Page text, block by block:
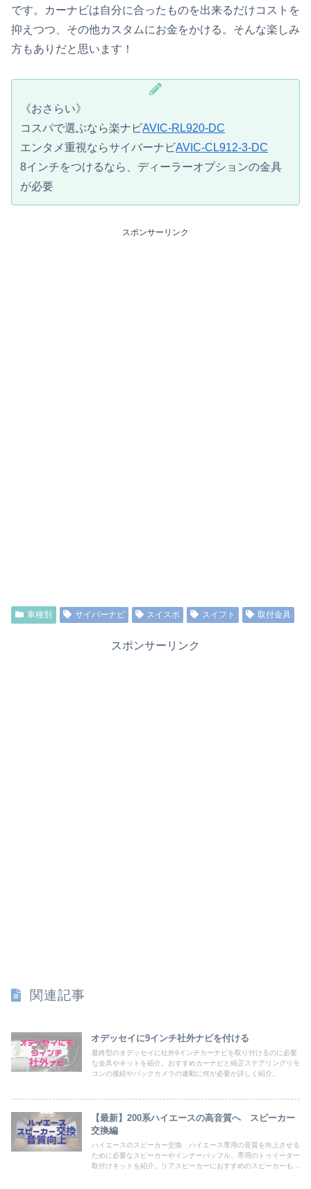
です。カーナビは自分に合ったものを出来るだけコストを
抑えつつ、その他カスタムにお金をかける。そんな楽しみ
方もありだと思います！
《おさらい》
コスパで選ぶなら楽ナビAVIC-RL920-DC
エンタメ重視ならサイバーナビAVIC-CL912-3-DC
8インチをつけるなら、ディーラーオプションの金具
が必要
スポンサーリンク
車種別 サイバーナビ スイスポ スイフト 取付金具
スポンサーリンク
関連記事
オデッセイに9インチ社外ナビを付ける
最終型のオデッセイに社外9インチカーナビを取り付けるのに必要
な金具やキットを紹介。おすすめカーナビと純正ステアリングリモ
コンの接続やバックカメラの連動に何が必要か詳しく紹介。
【最新】200系ハイエースの高音質へ スピーカー
交換編
ハイエースのスピーカー交換 ハイエース専用の音質を向上させる
ために必要なスピーカーやインナーバッフル、専用のトゥイーター
取付けキットを紹介。リアスピーカーにおすすめのスピーカーも合